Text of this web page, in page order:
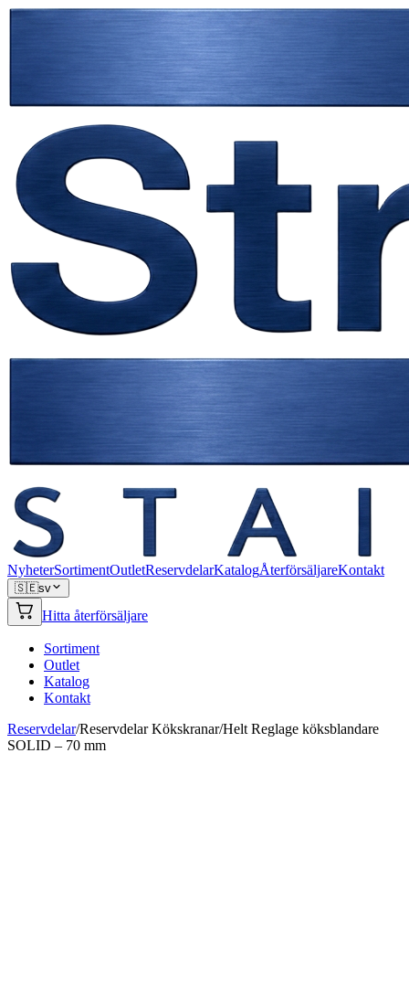
NyheterSortimentOutletReservdelarKatalogÅterförsäljareKontakt
🇸🇪sv
Hitta återförsäljare
Sortiment
Outlet
Katalog
Kontakt
Reservdelar/Reservdelar Kökskranar/Helt Reglage köksblandare
SOLID – 70 mm